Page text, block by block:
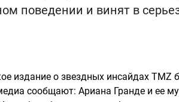
поведении и винят в
издание о звездных инсайдах TMZ
сообщают: Ариана Гранде и ее